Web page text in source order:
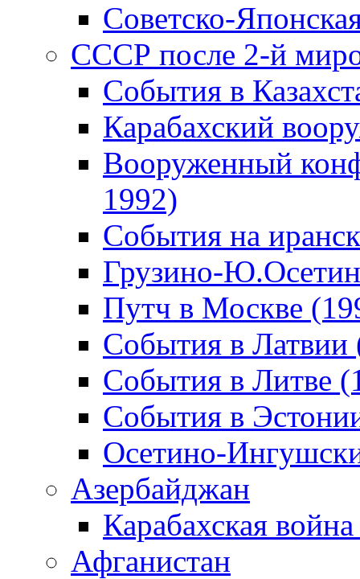
Советско-
СССР после 2-й
События в
Карабахский
Вооруженный
1992)
События на
Грузино-
Путч в Москве
События в Латвии
События в Литве
События в
Осетино-
Азербайджан
Карабахская
Афганистан